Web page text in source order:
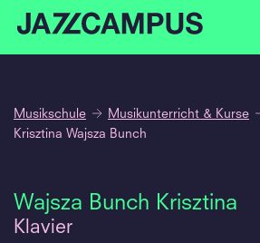
Musikschule Musikunterricht & Kurse
Krisztina Wajsza Bunch
Wajsza Bunch Krisztina
Klavier